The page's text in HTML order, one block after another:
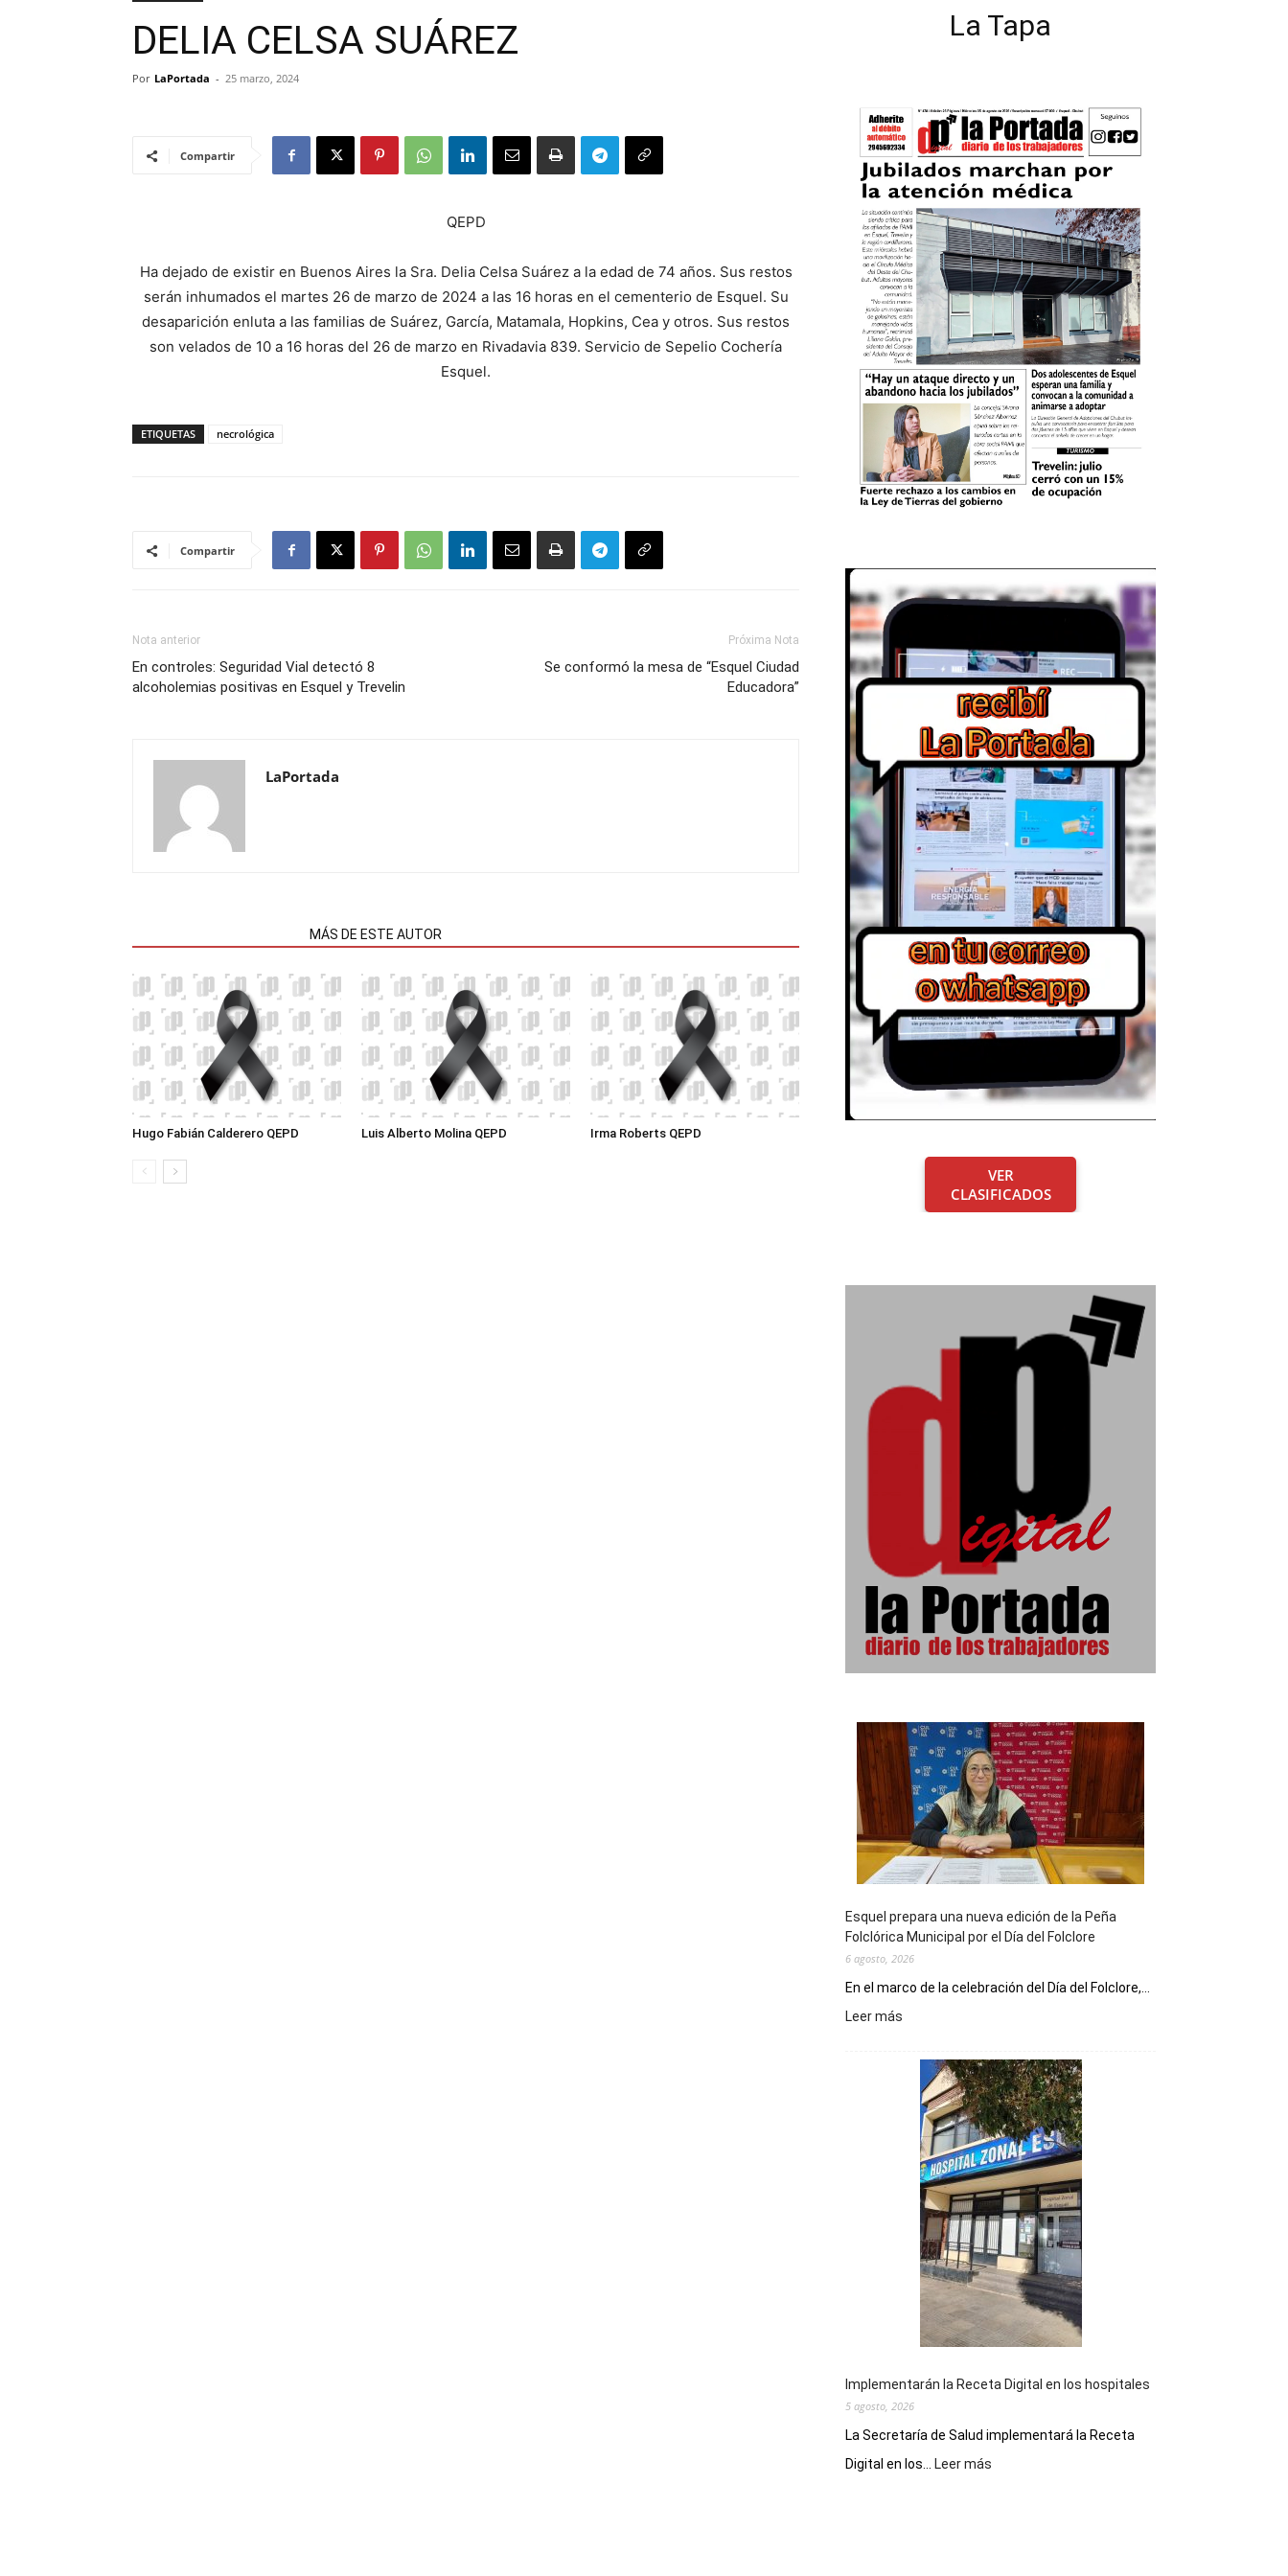
DELIA CELSA SUÁREZ
Por LaPortada - 25 marzo, 2024
Compartir
QEPD
Ha dejado de existir en Buenos Aires la Sra. Delia Celsa Suárez a la edad de 74 años. Sus restos
serán inhumados el martes 26 de marzo de 2024 a las 16 horas en el cementerio de Esquel. Su
desaparición enluta a las familias de Suárez, García, Matamala, Hopkins, Cea y otros. Sus restos
son velados de 10 a 16 horas del 26 de marzo en Rivadavia 839. Servicio de Sepelio Cochería
Esquel.
ETIQUETAS necrológica
Compartir
Nota anterior
En controles: Seguridad Vial detectó 8
alcoholemias positivas en Esquel y Trevelin
Próxima Nota
Se conformó la mesa de “Esquel Ciudad
Educadora”
LaPortada
MÁS DE ESTE AUTOR
Hugo Fabián Calderero QEPD Luis Alberto Molina QEPD Irma Roberts QEPD
La Tapa
VER
CLASIFICADOS
Esquel prepara una nueva edición de la Peña
Folclórica Municipal por el Día del Folclore
6 agosto, 2026
En el marco de la celebración del Día del Folclore,...
Leer más
nueva
edición
Peña
Folclórica
Municipal
por
Día
Folclore
Implementarán la Receta Digital en los hospitales
5 agosto, 2026
La Secretaría de Salud implementará la Receta
Digital en los...
Leer más